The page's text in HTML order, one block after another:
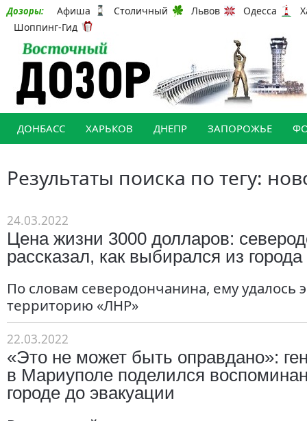
Дозоры: Афиша Столичный Львов Одесса
Шоппинг-Гид
ДОНБАСС ХАРЬКОВ ДНЕПР ЗАПОРОЖЬЕ
Результаты поиска по тегу:
24.03.2022
Цена жизни 3000 долларов:
рассказал, как выбирался из города
По словам северодончанина, ему удалось
территорию «ЛНР»
22.03.2022
«Это не может быть оправдано»:
в Мариуполе поделился
городе до эвакуации